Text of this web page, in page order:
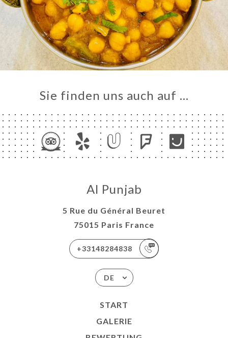
Sie finden uns auch auf …
Al Punjab
5 Rue du Général Beuret
75015 Paris France
+33148284838
DE
START
GALERIE